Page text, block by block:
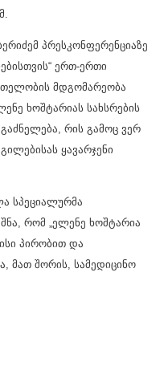
პრესკონფერენციაზე
ერთ-ერთი
მდგომარეობა
ხოშტარიას სახსრების
რის გამოც ვერ
ყავარჯენი
სპეციალურმა
რომ „ელენე ხოშტარია
პირობით და
მათ შორის, სამედიცინო